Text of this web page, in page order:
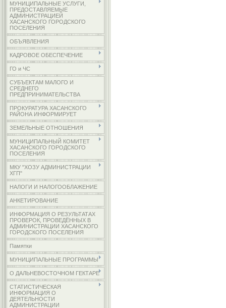
МУНИЦИПАЛЬНЫЕ УСЛУГИ,
ПРЕДОСТАВЛЯЕМЫЕ
АДМИНИСТРАЦИЕЙ
ХАСАНСКОГО ГОРОДСКОГО
ПОСЕЛЕНИЯ
ОБЪЯВЛЕНИЯ
КАДРОВОЕ ОБЕСПЕЧЕНИЕ
ГО и ЧС
СУБЪЕКТАМ МАЛОГО И
СРЕДНЕГО
ПРЕДПРИНИМАТЕЛЬСТВА
ПРОКУРАТУРА ХАСАНСКОГО
РАЙОНА ИНФОРМИРУЕТ
ЗЕМЕЛЬНЫЕ ОТНОШЕНИЯ
МУНИЦИПАЛЬНЫЙ КОМИТЕТ
ХАСАНСКОГО ГОРОДСКОГО
ПОСЕЛЕНИЯ
МКУ "ХОЗУ АДМИНИСТРАЦИИ
ХГП"
НАЛОГИ И НАЛОГООБЛАЖЕНИЕ
АНКЕТИРОВАНИЕ
ИНФОРМАЦИЯ О РЕЗУЛЬТАТАХ
ПРОВЕРОК, ПРОВЕДЁННЫХ В
АДМИНИСТРАЦИИ ХАСАНСКОГО
ГОРОДСКОГО ПОСЕЛЕНИЯ
Памятки
МУНИЦИПАЛЬНЫЕ ПРОГРАММЫ
О ДАЛЬНЕВОСТОЧНОМ ГЕКТАРЕ
СТАТИСТИЧЕСКАЯ
ИНФОРМАЦИЯ О
ДЕЯТЕЛЬНОСТИ
АДМИНИСТРАЦИИ